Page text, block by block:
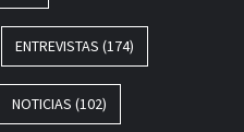
ENTREVISTAS (174)
NOTICIAS (102)